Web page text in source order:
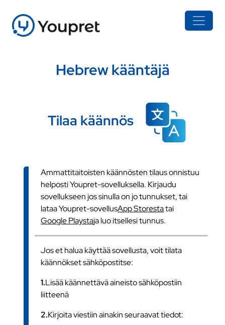
Hebrew kääntäjä
Tilaa käännös
Ammattitaitoisten käännösten tilaus onnistuu
helposti Youpret-sovelluksella. Kirjaudu
sovellukseen jos sinulla on jo tunnukset, tai
lataa Youpret-sovellusApp Storestatai
Google Playstaja luo itsellesi tunnus.
Jos et halua käyttää sovellusta, voit tilata
käännökset sähköpostitse:
1.Lisää käännettävä aineisto sähköpostiin
liitteenä
2.Kirjoita viestiin ainakin seuraavat tiedot: